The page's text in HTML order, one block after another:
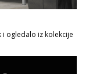
ogledalo iz kolekcije